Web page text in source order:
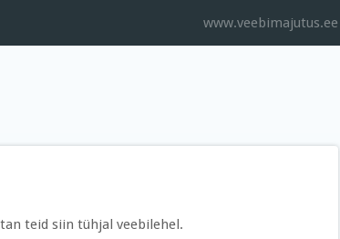
www.veebimajutus.ee
teid siin tühjal veebilehel.